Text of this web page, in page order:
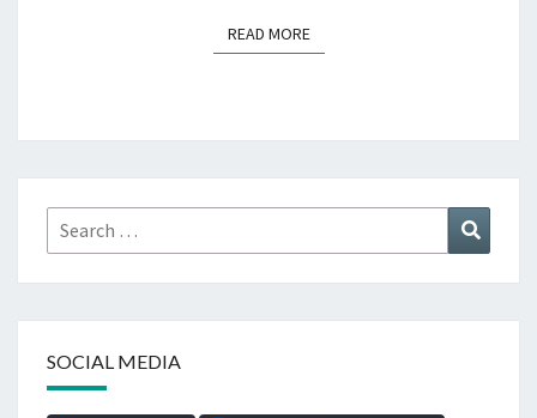
READ MOREREAD MORE
Search
for:
SOCIAL MEDIA